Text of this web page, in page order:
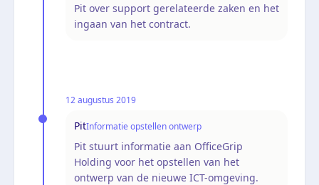
Pit over support gerelateerde zaken en het
ingaan van het contract.
12 augustus 2019
PitInformatie opstellen ontwerp
Pit stuurt informatie aan OfficeGrip
Holding voor het opstellen van het
ontwerp van de nieuwe ICT-omgeving.